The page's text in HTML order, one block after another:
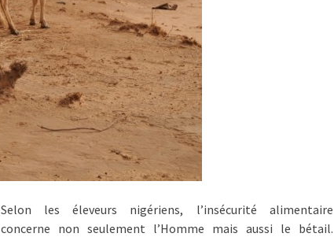
Selon les éleveurs nigériens, l’insécurité alimentaire
concerne non seulement l’Homme mais aussi le bétail.